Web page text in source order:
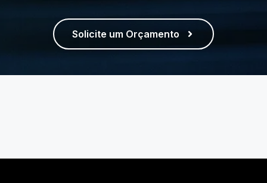
Solicite um Orçamento